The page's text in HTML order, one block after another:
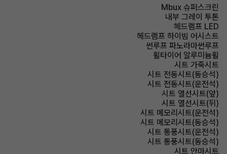
Mbux 슈퍼스크린
내부 그레이 투톤
헤드램프 LED
헤드램프 하이빔 어시스트
썬루프 파노라마썬루프
휠타이어 알루미늄휠
시트 가죽시트
시트 전동시트(동승석)
시트 전동시트(운전석)
시트 열선시트(앞)
시트 열선시트(뒤)
시트 메모리시트(운전석)
시트 메모리시트(동승석)
시트 통풍시트(운전석)
시트 통풍시트(동승석)
시트 안마시트